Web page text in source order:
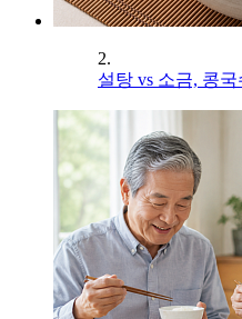
2.
설탕 vs 소금, 콩